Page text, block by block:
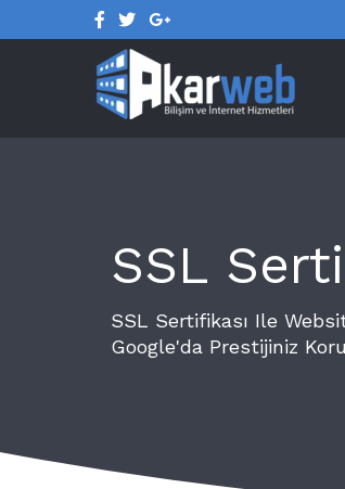
to
SSL
SSL Sertifikası Ile
Google'da Prestijiniz